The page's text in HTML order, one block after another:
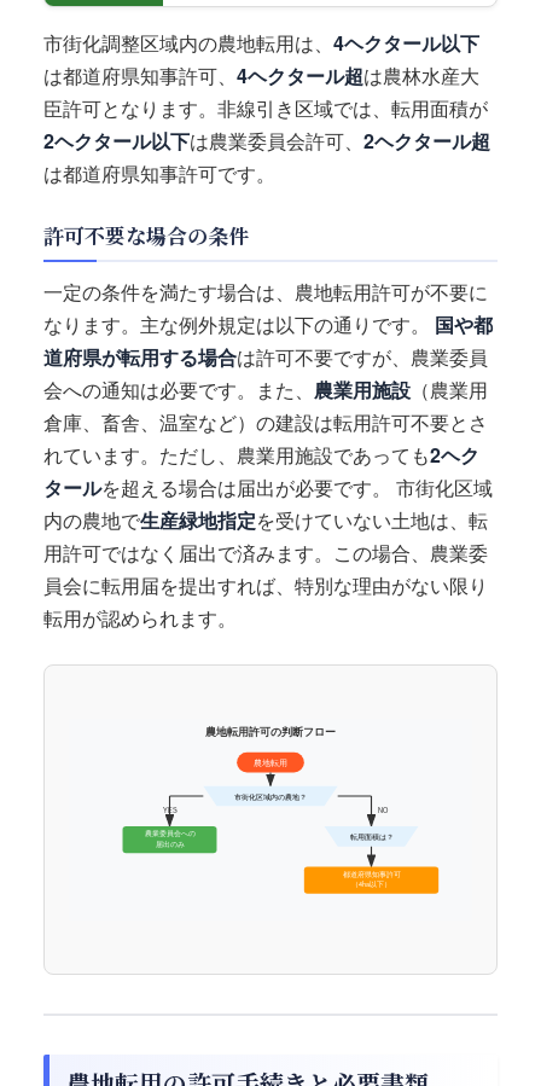
市街化調整区域内の農地転用は、 4ヘクタール以下
は都道府県知事許可、 4ヘクタール超は農林水産大
臣許可となります。非線引き区域では、転用面積が
2ヘクタール以下は農業委員会許可、 2ヘクタール超
は都道府県知事許可です。
許可不要な場合の条件
一定の条件を満たす場合は、農地転用許可が不要に
なります。主な例外規定は以下の通りです。 国や都
道府県が転用する場合は許可不要ですが、農業委員
会への通知は必要です。また、 農業用施設 （農業用
倉庫、畜舎、温室など）の建設は転用許可不要とさ
れています。ただし、農業用施設であっても2ヘク
タールを超える場合は届出が必要です。 市街化区域
内の農地で生産緑地指定を受けていない土地は、転
用許可ではなく届出で済みます。この場合、農業委
員会に転用届を提出すれば、特別な理由がない限り
転用が認められます。
農地転用許可の判断フロー
農地転用
市街化区域内の農地？
YES NO
農業委員会への
届出のみ
転用面積は？
都道府県知事許可
（4ha以下）